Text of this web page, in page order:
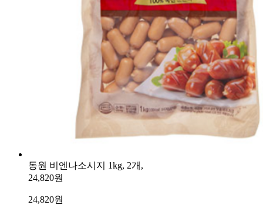
동원 비엔나소시지 1kg, 2개,
24,820원
24,820원